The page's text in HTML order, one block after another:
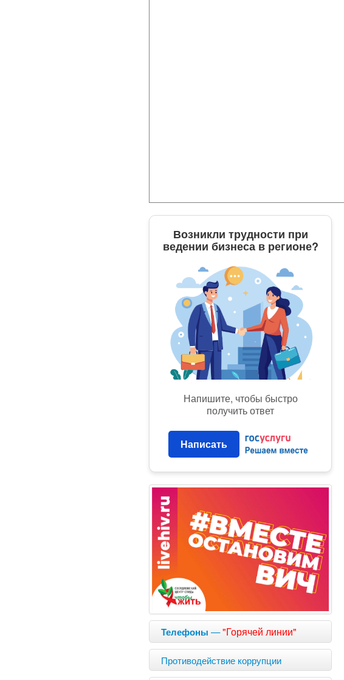
Возникли трудности при
ведении бизнеса в регионе?
Напишите, чтобы быстро
получить ответ
Написать
Телефоны —"Горячей линии"
Противодействие коррупции